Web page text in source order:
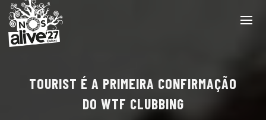
TOURIST É A PRIMEIRA CONFIRMAÇÃO
DO WTF CLUBBING